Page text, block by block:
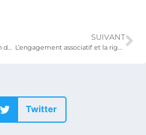
Twitter
SUIVANT